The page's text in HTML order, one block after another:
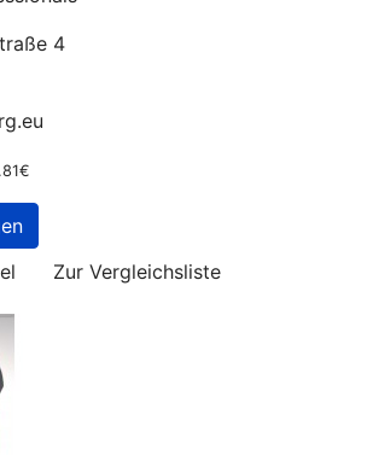
4
Zur Vergleichsliste